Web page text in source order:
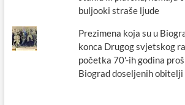
buljooki straše ljude
Prezimena koja su u
konca Drugog svjetskog
početka 70'-ih godina
Biograd doseljenih obitelji